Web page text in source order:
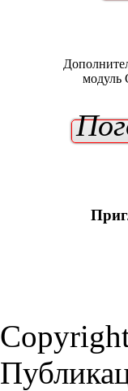
модуль